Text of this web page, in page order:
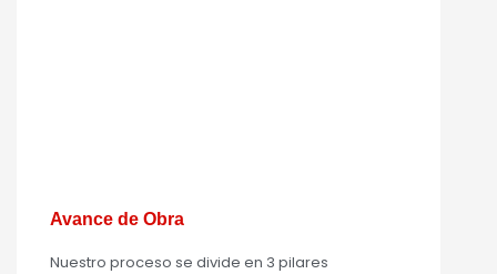
Avance de Obra
Nuestro proceso se divide en 3 pilares